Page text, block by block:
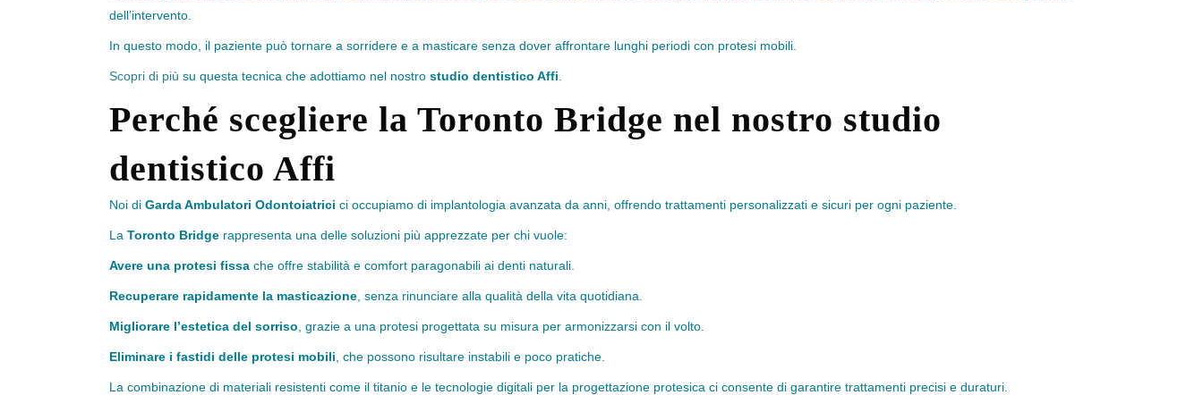
dell’intervento.
In questo modo, il paziente può tornare a sorridere e a masticare senza dover affrontare lunghi periodi con protesi mobili.
Scopri di più su questa tecnica che adottiamo nel nostro studio dentistico Affi
Perché scegliere la Toronto Bridge nel nostro studio
dentistico Affi
Noi di Garda Ambulatori Odontoiatrici ci occupiamo di implantologia avanzata da anni, offrendo trattamenti personalizzati e sicuri per ogni paziente.
La Toronto Bridge rappresenta una delle soluzioni più apprezzate per chi vuole:
Avere una protesi fissa che offre stabilità e comfort paragonabili ai denti naturali.
Recuperare rapidamente la masticazione , senza rinunciare alla qualità della vita quotidiana.
Migliorare l’estetica del sorriso , grazie a una protesi progettata su misura per armonizzarsi con il volto.
Eliminare i fastidi delle protesi mobili , che possono risultare instabili e poco pratiche.
La combinazione di materiali resistenti come il titanio e le tecnologie digitali per la progettazione protesica ci consente di garantire trattamenti precisi e duraturi.